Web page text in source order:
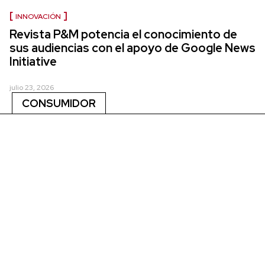
INNOVACIÓN
Revista P&M potencia el conocimiento de
sus audiencias con el apoyo de Google News
Initiative
julio 23, 2026
CONSUMIDOR